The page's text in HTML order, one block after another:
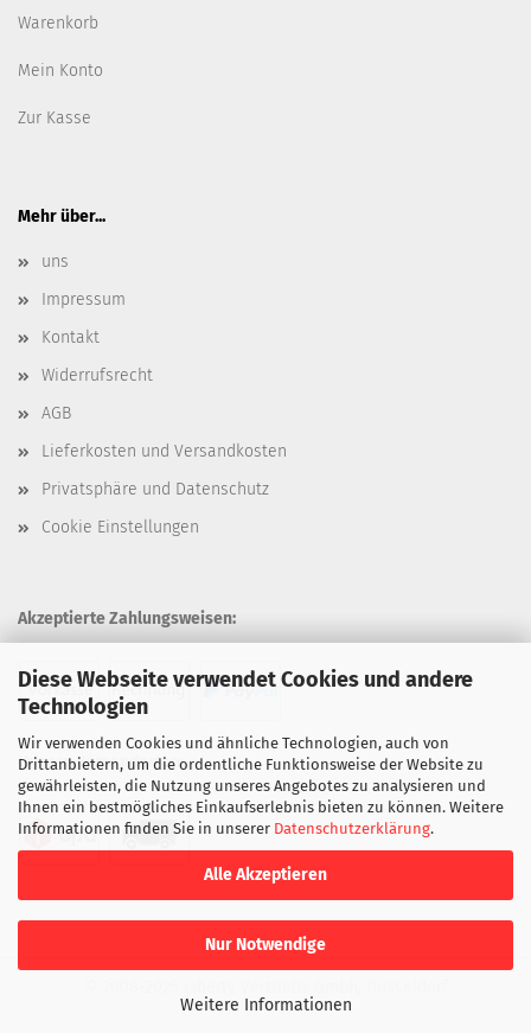
Diese Webseite verwendet Cookies und andere
Technologien
Wir verwenden Cookies und ähnliche Technologien, auch von
Drittanbietern, um die ordentliche Funktionsweise der Website zu
gewährleisten, die Nutzung unseres Angebotes zu analysieren und
Ihnen ein bestmögliches Einkaufserlebnis bieten zu können. Weitere
Informationen finden Sie in unserer Datenschutzerklärung.
Alle Akzeptieren
Nur Notwendige
Weitere Informationen
Warenkorb
Mein Konto
Zur Kasse
Mehr über...
uns
Impressum
Kontakt
Widerrufsrecht
AGB
Lieferkosten und Versandkosten
Privatsphäre und Datenschutz
Cookie Einstellungen
Akzeptierte Zahlungsweisen:
Unsere Versandarten: